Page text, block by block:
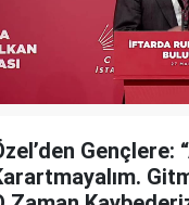
Gençlere: